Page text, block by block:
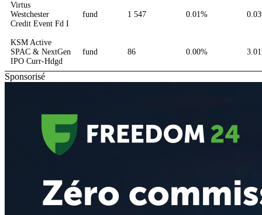
Virtus
Westchester
Credit Event Fd I
fund 1 547 0.01%
KSM Active
SPAC & NextGen
IPO Curr-Hdgd
fund 86 0.00%
Sponsorisé